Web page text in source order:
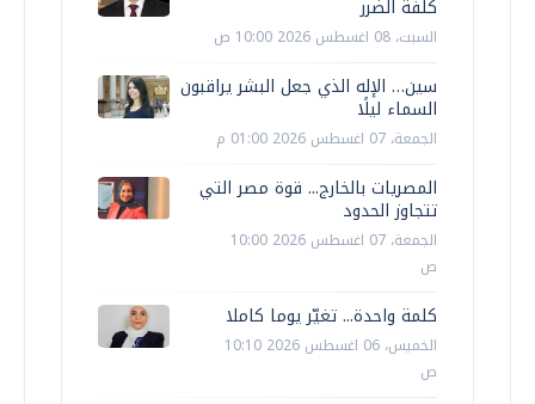
كلفة الضرر
السبت، 08 اغسطس 2026 10:00 ص
سين… الإله الذي جعل البشر يراقبون
السماء ليلًا
الجمعة، 07 اغسطس 2026 01:00 م
المصريات بالخارج... قوة مصر التي
تتجاوز الحدود
الجمعة، 07 اغسطس 2026 10:00
ص
كلمة واحدة... تغيّر يوما كاملا
الخميس، 06 اغسطس 2026 10:10
ص